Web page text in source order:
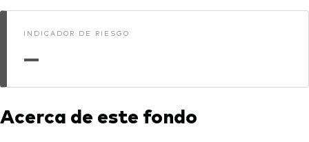
Fondos indexados
Multiactivos
LifeStrategy
Invierte con nosotros
mercados de Vanguard
INDICADOR DE RIESGO
—
Acerca de este fondo